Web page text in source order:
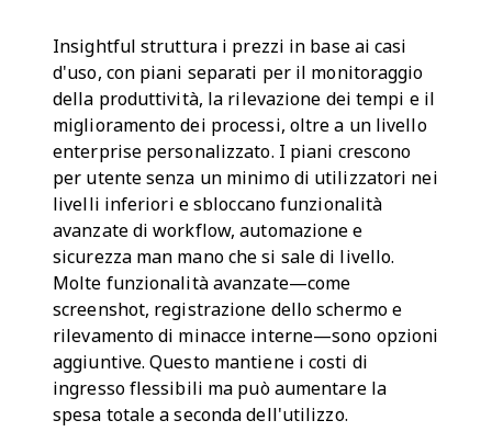
Insightful struttura i prezzi in base ai casi
d'uso, con piani separati per il monitoraggio
della produttività, la rilevazione dei tempi e il
miglioramento dei processi, oltre a un livello
enterprise personalizzato. I piani crescono
per utente senza un minimo di utilizzatori nei
livelli inferiori e sbloccano funzionalità
avanzate di workflow, automazione e
sicurezza man mano che si sale di livello.
Molte funzionalità avanzate—come
screenshot, registrazione dello schermo e
rilevamento di minacce interne—sono opzioni
aggiuntive. Questo mantiene i costi di
ingresso flessibili ma può aumentare la
spesa totale a seconda dell'utilizzo.